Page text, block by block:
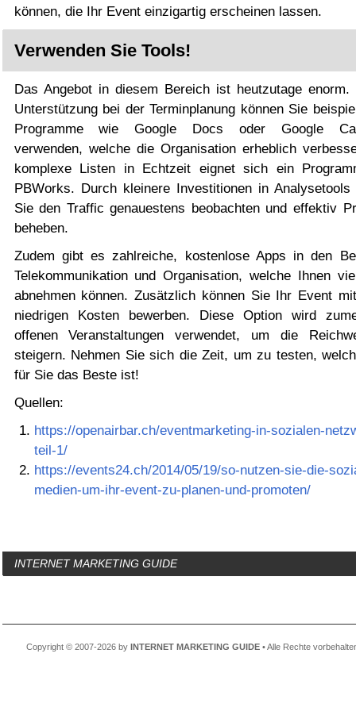
können, die Ihr Event einzigartig erscheinen lassen.
Verwenden Sie Tools!
Das Angebot in diesem Bereich ist heutzutage enorm.
Unterstützung bei der Terminplanung können Sie
Programme wie Google Docs oder Google
verwenden, welche die Organisation erheblich
komplexe Listen in Echtzeit eignet sich ein
PBWorks. Durch kleinere Investitionen in Analysetools
Sie den Traffic genauestens beobachten und effektiv
beheben.
Zudem gibt es zahlreiche, kostenlose Apps in den
Telekommunikation und Organisation, welche Ihnen
abnehmen können. Zusätzlich können Sie Ihr Event
niedrigen Kosten bewerben. Diese Option wird
offenen Veranstaltungen verwendet, um die
steigern. Nehmen Sie sich die Zeit, um zu testen,
für Sie das Beste ist!
Quellen:
https://openairbar.ch/eventmarketing-in-sozialen-
teil-1/
https://events24.ch/2014/05/19/so-nutzen-sie-die-
medien-um-ihr-event-zu-planen-und-promoten/
INTERNET MARKETING GUIDE
Copyright © 2007-2026 by INTERNET MARKETING GUIDE• Alle Rechte